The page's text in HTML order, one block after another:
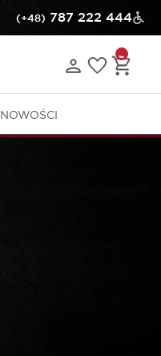
(+48) 787 222 444
NOWOŚCI